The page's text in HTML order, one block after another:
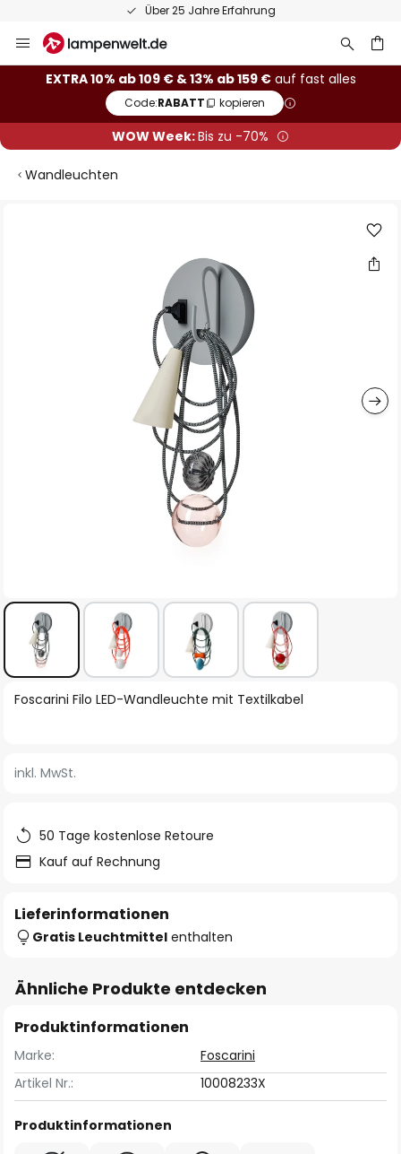
Über 25 Jahre Erfahrung
Inhalt
springen
EXTRA 10% ab 109 € & 13% ab 159 €auf fast alles
Code:RABATT kopieren
WOW Week:Bis zu -70%
Wandleuchten
Zum
springen
Foscarini Filo LED-Wandleuchte mit Textilkabel
inkl. MwSt.
50 Tage kostenlose Retoure
Kauf auf Rechnung
Lieferinformationen
Gratis Leuchtmittel enthalten
Ähnliche Produkte entdecken
Produktinformationen
Marke:
Foscarini
Artikel Nr.:
10008233X
Produktinformationen